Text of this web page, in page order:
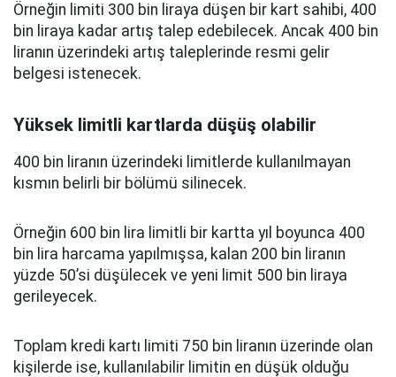
Örneğin limiti 300 bin liraya düşen bir kart sahibi, 400
bin liraya kadar artış talep edebilecek. Ancak 400 bin
liranın üzerindeki artış taleplerinde resmi gelir
belgesi istenecek.
Yüksek limitli kartlarda düşüş olabilir
400 bin liranın üzerindeki limitlerde kullanılmayan
kısmın belirli bir bölümü silinecek.
Örneğin 600 bin lira limitli bir kartta yıl boyunca 400
bin lira harcama yapılmışsa, kalan 200 bin liranın
yüzde 50’si düşülecek ve yeni limit 500 bin liraya
gerileyecek.
Toplam kredi kartı limiti 750 bin liranın üzerinde olan
kişilerde ise, kullanılabilir limitin en düşük olduğu